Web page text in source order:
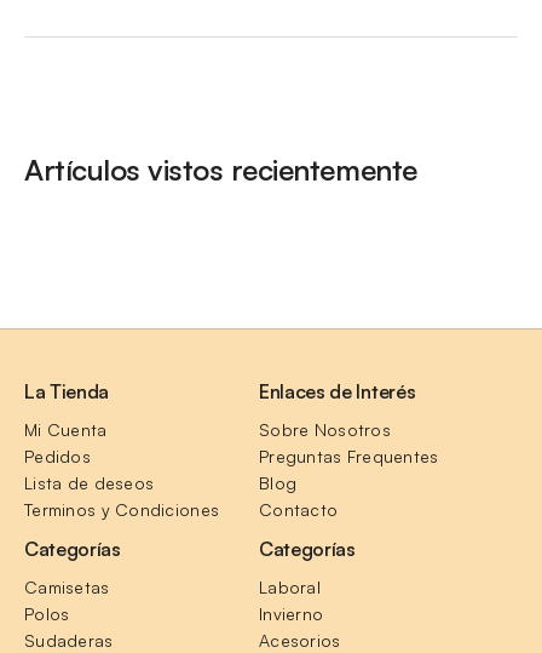
Artículos vistos recientemente
La Tienda
Mi Cuenta
Pedidos
Lista de deseos
Terminos y Condiciones
Enlaces de Interés
Sobre Nosotros
Preguntas Frequentes
Blog
Contacto
Categorías
Camisetas
Polos
Sudaderas
Categorías
Laboral
Invierno
Acesorios